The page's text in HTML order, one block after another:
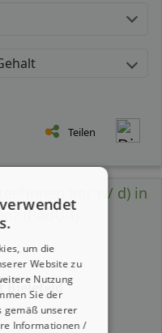
Teilen
(m/ w/ d) in
(PAdUB)
Bielefeld
um die
Website zu
Nutzung
Sie der
gemäß unserer
Informationen /